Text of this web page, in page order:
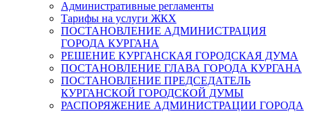
Административные регламенты
Тарифы на услуги ЖКХ
ПОСТАНОВЛЕНИЕ АДМИНИСТРАЦИЯ
ГОРОДА КУРГАНА
РЕШЕНИЕ КУРГАНСКАЯ ГОРОДСКАЯ ДУМА
ПОСТАНОВЛЕНИЕ ГЛАВА ГОРОДА КУРГАНА
ПОСТАНОВЛЕНИЕ ПРЕДСЕДАТЕЛЬ
КУРГАНСКОЙ ГОРОДСКОЙ ДУМЫ
РАСПОРЯЖЕНИЕ АДМИНИСТРАЦИИ ГОРОДА